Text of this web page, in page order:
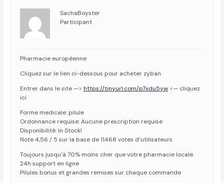
SachaBoyster
Participant
Pharmacie européenne
Cliquez sur le lien ci-dessous pour acheter zyban
Entrer dans le site —>https://tinyurl.com/p7xdu5yw <— cliquez
ici
Forme medicale: pilule
Ordonnance requise: Aucune prescription requise
Disponibilité: In Stock!
Note 4,56 / 5 sur la base de 11468 votes d’utilisateurs
Toujours jusqu’à 70% moins cher que votre pharmacie locale
24h support en ligne
Pilules bonus et grandes remises sur chaque commande